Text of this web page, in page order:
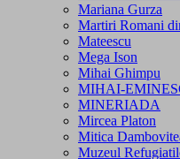
Mariana Gurza
Martiri Romani
Mateescu
Mega Ison
Mihai Ghimpu
MIHAI-
MINERIADA
Mircea Platon
Mitica
Muzeul